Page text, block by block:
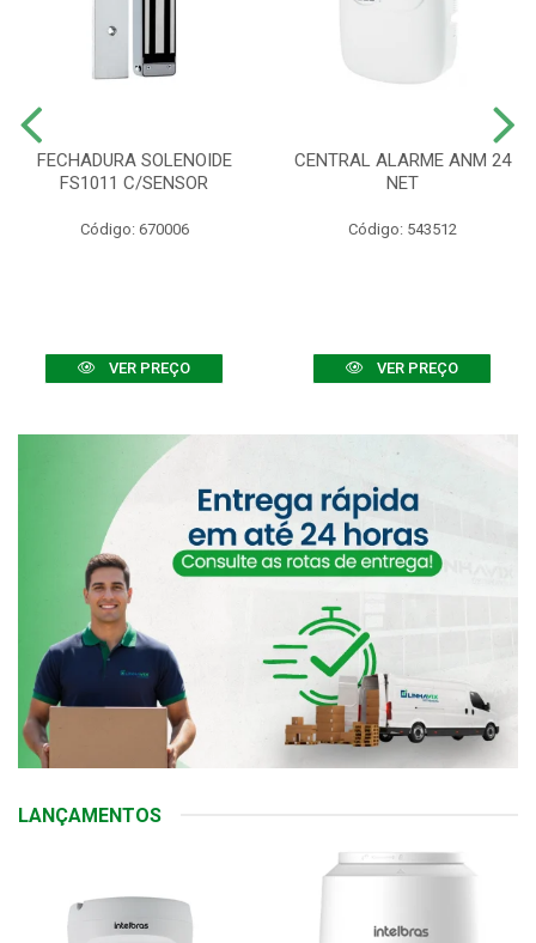
FECHADURA SOLENOIDE
FS1011 C/SENSOR
Código: 670006
VER PREÇO
CENTRAL ALARME ANM 24
NET
Código: 543512
VER PREÇO
LANÇAMENTOS